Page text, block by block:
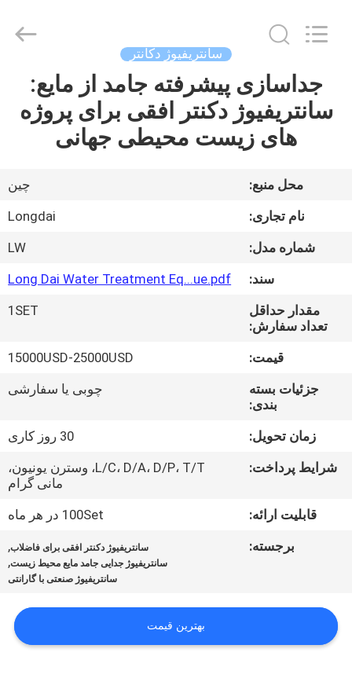
خونه
محصولات
نمایش
درباره
کنترل
ها
سانتریفیوژ دکانتر
جداسازی پیشرفته جامد از مایع:
سانتریفیوژ دکنتر افقی برای پروژه
های زیست محیطی جهانی
محل منبع:
چین
نام تجاری:
Longdai
شماره مدل:
LW
سند:
Long Dai Water Treatment Eq...ue.pdf
مقدار حداقل
تعداد سفارش:
1SET
قیمت:
15000USD-25000USD
جزئیات بسته
بندی:
چوبی یا سفارشی
زمان تحویل:
30 روز کاری
شرایط پرداخت:
L/C، D/A، D/P، T/T، وسترن یونیون،
مانی گرام
قابلیت ارائه:
100Set در هر ماه
برجسته:
سانتریفیوژ دکنتر افقی برای فاضلاب,
سانتریفیوژ جدایی جامد مایع محیط زیست,
سانتریفیوژ صنعتی با گارانتی
بهترین قیمت